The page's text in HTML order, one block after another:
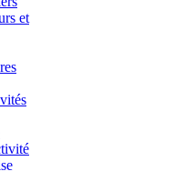
et